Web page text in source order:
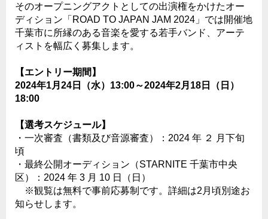
そのオープニングアクトとしての出演権をかけたオー
ディション「ROAD TO JAPAN JAM 2024」では開催地
千葉市に所縁のある音楽を愛する若手バンド、アーテ
ィストを幅広く募集します。
【エントリー期間】
2024年1月24日（水）13:00～2024年2月18日（日）
18:00
【選考スケジュール】
・一次審査（書類及び音源審査）：2024 年 ２ 月下旬
頃
・最終公開オーディション（STARNITE 千葉市中央
区）：2024 年 3 月 10 日（日）
※観覧は無料で事前応募制です。詳細は2月頃別途お
知らせします。